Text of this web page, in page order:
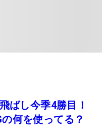
ばし今季4勝目！
何を使ってる？